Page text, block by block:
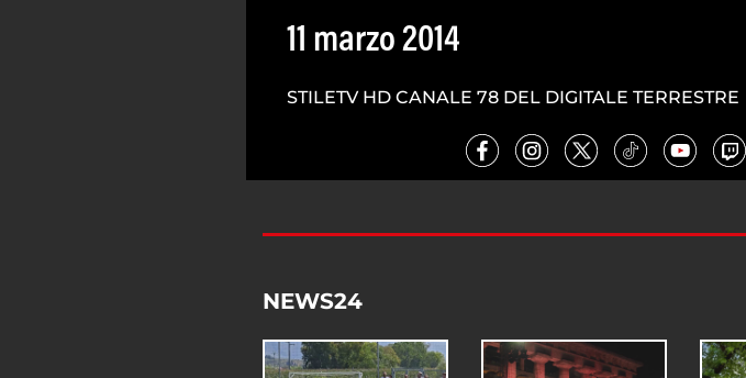
11 marzo 2014
STILETV HD CANALE 78 DEL DIGITALE TERRESTRE
NEWS24